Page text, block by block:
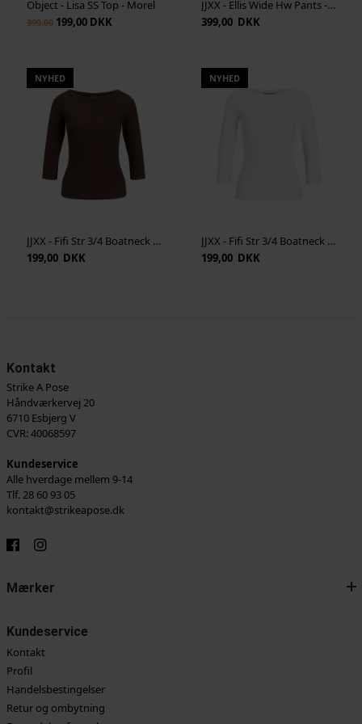
Object - Lisa SS Top - Morel
399,00199,00 DKK
JJXX - Ellis Wide Hw Pants - Black
399,00 DKK
NYHED
JJXX - Fifi Str 3/4 Boatneck Top - Bracken
199,00 DKK
NYHED
JJXX - Fifi Str 3/4 Boatneck Top - Bright White
199,00 DKK
Kontakt
Strike A Pose
Håndværkervej 20
6710 Esbjerg V
CVR: 40068597
Kundeservice
Alle hverdage mellem 9-14
Tlf. 28 60 93 05
kontakt@strikeapose.dk
Mærker
Kundeservice
Kontakt
Profil
Handelsbestingelser
Retur og ombytning